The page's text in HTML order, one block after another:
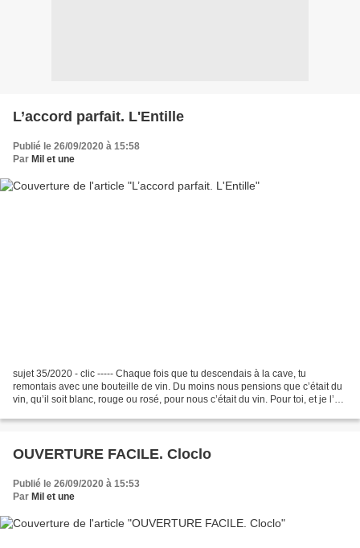
L’accord parfait. L'Entille
Publié le 26/09/2020 à 15:58
Par Mil et une
sujet 35/2020 - clic ----- Chaque fois que tu descendais à la cave, tu
remontais avec une bouteille de vin. Du moins nous pensions que c’était du
vin, qu’il soit blanc, rouge ou rosé, pour nous c’était du vin. Pour toi, et je l’ai
OUVERTURE FACILE. Cloclo
Publié le 26/09/2020 à 15:53
Par Mil et une